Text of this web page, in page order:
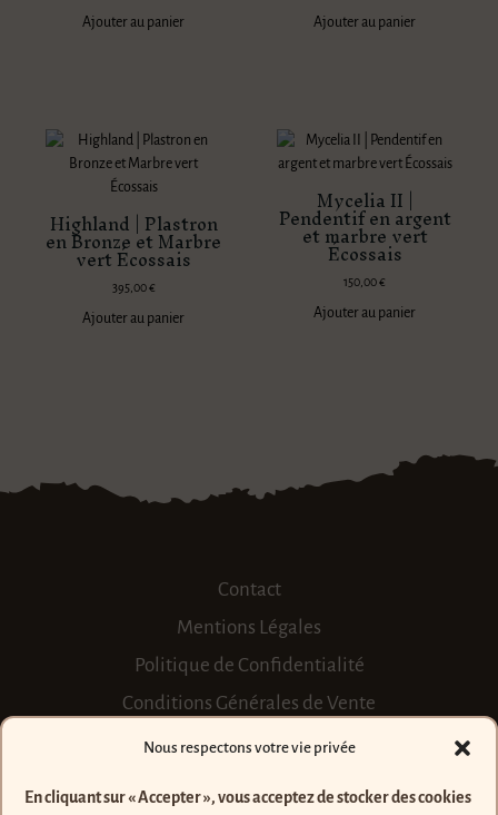
Nous respectons votre vie privée
En cliquant sur « Accepter », vous acceptez de stocker des cookies
Ajouter au panier Ajouter au panier
Highland | Plastron
en Bronze et Marbre
vert Écossais
395,00€
Ajouter au panier
Mycelia II |
Pendentif en argent
et marbre vert
Écossais
150,00€
Ajouter au panier
Contact
Mentions Légales
Politique de Confidentialité
Conditions Générales de Vente
Pierres